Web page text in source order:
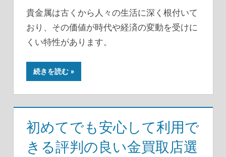
貴金属は古くから人々の生活に深く根付いて
おり、その価値が時代や経済の変動を受けに
くい特性があります。
続きを読む
初めてでも安心して利用で
きる評判の良い金買取店選